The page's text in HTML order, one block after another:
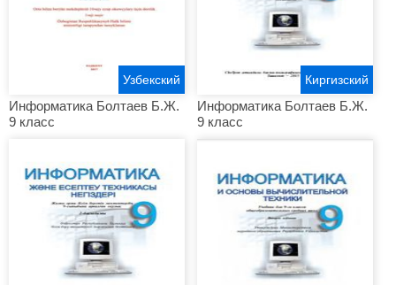
Информатика Болтаев Б.Ж.
9 класс
Узбекский
Информатика Болтаев Б.Ж.
9 класс
Киргизский